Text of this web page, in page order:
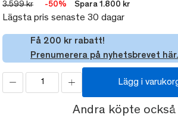
3.599 kr -50% Spara 1.800 kr
Lägsta pris senaste 30 dagar
Få 200 kr rabatt!
Prenumerera på nyhetsbrevet här.
Lägg i
Andra köpte också